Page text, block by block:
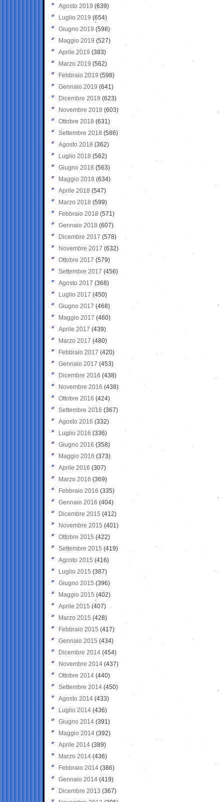
Agosto 2019 (639)
Luglio 2019 (654)
Giugno 2019 (598)
Maggio 2019 (527)
Aprile 2019 (383)
Marzo 2019 (562)
Febbraio 2019 (598)
Gennaio 2019 (641)
Dicembre 2018 (623)
Novembre 2018 (603)
Ottobre 2018 (631)
Settembre 2018 (586)
Agosto 2018 (362)
Luglio 2018 (562)
Giugno 2018 (563)
Maggio 2018 (634)
Aprile 2018 (547)
Marzo 2018 (599)
Febbraio 2018 (571)
Gennaio 2018 (607)
Dicembre 2017 (578)
Novembre 2017 (632)
Ottobre 2017 (579)
Settembre 2017 (456)
Agosto 2017 (368)
Luglio 2017 (450)
Giugno 2017 (468)
Maggio 2017 (460)
Aprile 2017 (439)
Marzo 2017 (480)
Febbraio 2017 (420)
Gennaio 2017 (453)
Dicembre 2016 (438)
Novembre 2016 (438)
Ottobre 2016 (424)
Settembre 2016 (367)
Agosto 2016 (332)
Luglio 2016 (336)
Giugno 2016 (358)
Maggio 2016 (373)
Aprile 2016 (307)
Marzo 2016 (369)
Febbraio 2016 (335)
Gennaio 2016 (404)
Dicembre 2015 (412)
Novembre 2015 (401)
Ottobre 2015 (422)
Settembre 2015 (419)
Agosto 2015 (416)
Luglio 2015 (387)
Giugno 2015 (396)
Maggio 2015 (402)
Aprile 2015 (407)
Marzo 2015 (428)
Febbraio 2015 (417)
Gennaio 2015 (434)
Dicembre 2014 (454)
Novembre 2014 (437)
Ottobre 2014 (440)
Settembre 2014 (450)
Agosto 2014 (433)
Luglio 2014 (436)
Giugno 2014 (391)
Maggio 2014 (392)
Aprile 2014 (389)
Marzo 2014 (436)
Febbraio 2014 (386)
Gennaio 2014 (419)
Dicembre 2013 (367)